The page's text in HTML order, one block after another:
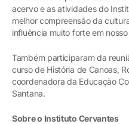
acervo e as atividades do
melhor compreensão da
influência muito forte em
Também participaram da
curso de História de Canoas,
coordenadora da Educação
Santana.
Sobre o Instituto Cervantes